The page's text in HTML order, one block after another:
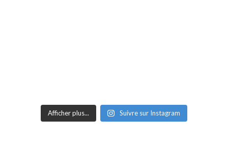
Afficher plus... Suivre sur Instagram